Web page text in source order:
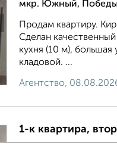
мкр. Южный, Победы
Продам квартиру.
Сделан
кухня (10 м),
кладовой. ...
Агентство,
1-к квартира,